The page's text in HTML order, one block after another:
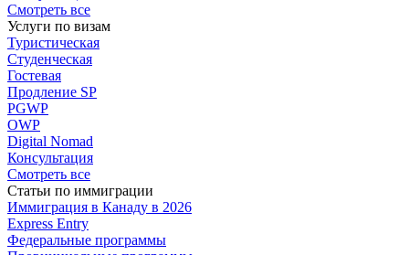
Смотреть все
Услуги по визам
Туристическая
Студенческая
Гостевая
Продление SP
PGWP
OWP
Digital Nomad
Консультация
Смотреть все
Статьи по иммиграции
Иммиграция в Канаду в 2026
Express Entry
Федеральные программы